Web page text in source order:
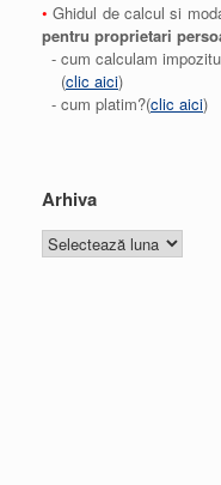
• Ghidul de calcul si
pentru proprietari
- cum calculam
(clic aici)
- cum platim?(clic aici)
Arhiva